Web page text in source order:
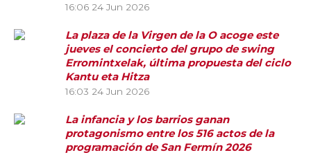
16:06 24 Jun 2026
La plaza de la Virgen de la O acoge este
jueves el concierto del grupo de swing
Erromintxelak, última propuesta del ciclo
Kantu eta Hitza
16:03 24 Jun 2026
La infancia y los barrios ganan
protagonismo entre los 516 actos de la
programación de San Fermín 2026